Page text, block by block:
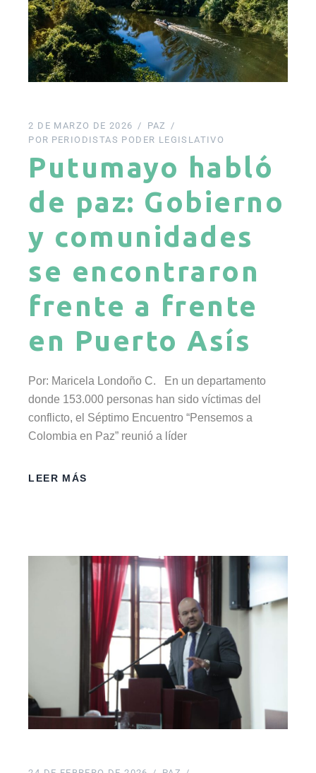
2 DE MARZO DE 2026
PAZ
POR PERIODISTAS PODER LEGISLATIVO
Putumayo habló
de paz: Gobierno
y comunidades
se encontraron
frente a frente
en Puerto Asís
Por: Maricela Londoño C. En un departamento
donde 153.000 personas han sido víctimas del
conflicto, el Séptimo Encuentro “Pensemos a
Colombia en Paz” reunió a líder
LEER MÁS